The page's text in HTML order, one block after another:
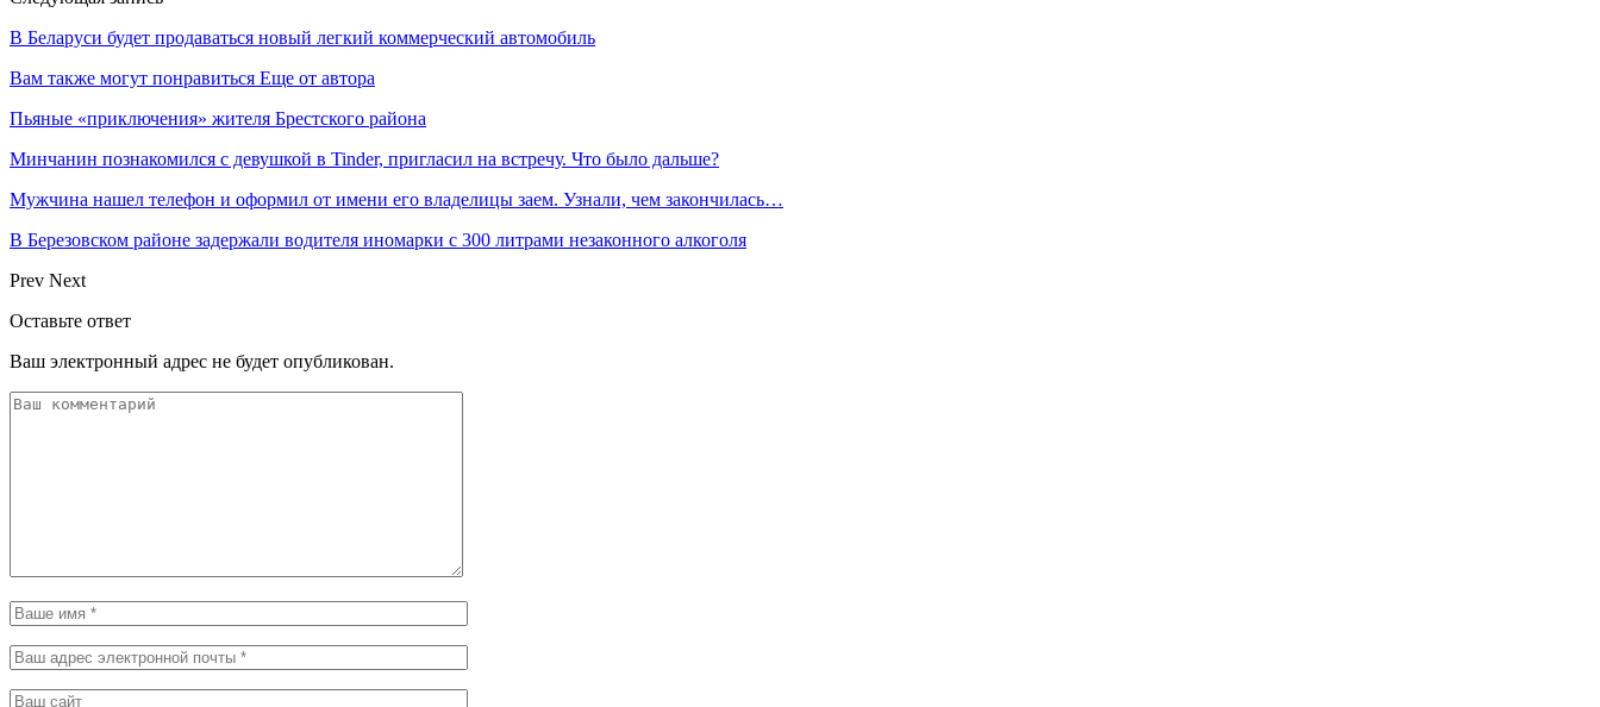
В Беларуси будет продаваться новый легкий коммерческий автомобиль
Вам также могут понравиться Еще от автора
Пьяные «приключения» жителя Брестского района
Минчанин познакомился с девушкой в Tinder, пригласил на встречу. Что было дальше?
Мужчина нашел телефон и оформил от имени его владелицы заем. Узнали, чем закончилась…
В Березовском районе задержали водителя иномарки с 300 литрами незаконного алкоголя
Prev Next
Оставьте ответ
Ваш электронный адрес не будет опубликован.